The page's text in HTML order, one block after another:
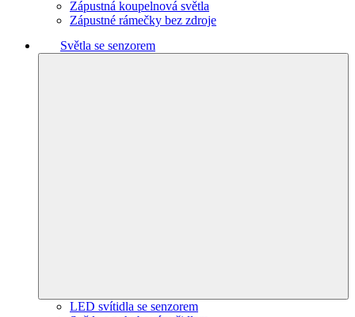
Zápustná koupelnová světla
Zápustné rámečky bez zdroje
Světla se senzorem
LED svítidla se senzorem